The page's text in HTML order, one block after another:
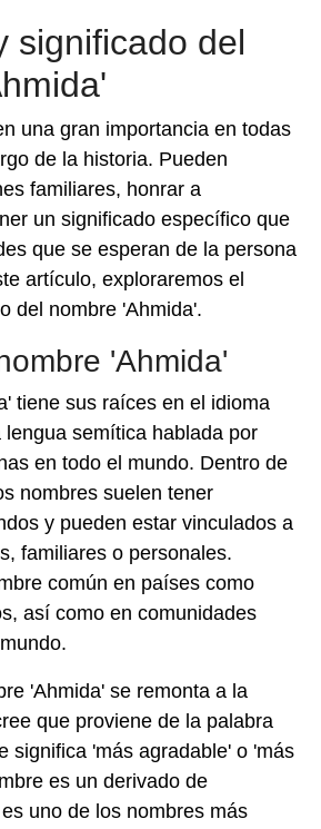
significado del
una gran importancia en todas
de la historia. Pueden
familiares, honrar a
un significado específico que
que se esperan de la persona
artículo, exploraremos el
del nombre 'Ahmida'.
'Ahmida'
tiene sus raíces en el idioma
semítica hablada por
en todo el mundo. Dentro de
nombres suelen tener
y pueden estar vinculados a
familiares o personales.
común en países como
así como en comunidades
'Ahmida' se remonta a la
que proviene de la palabra
significa 'más agradable' o 'más
es un derivado de
uno de los nombres más